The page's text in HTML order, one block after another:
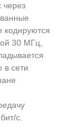
через
30 МГц,
сети
с.